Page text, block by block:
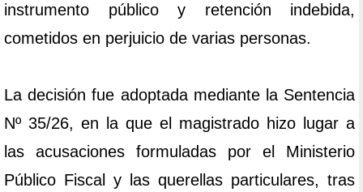
instrumento público y retención indebida,
cometidos en perjuicio de varias personas.
La decisión fue adoptada mediante la Sentencia
Nº 35/26, en la que el magistrado hizo lugar a
las acusaciones formuladas por el Ministerio
Público Fiscal y las querellas particulares, tras